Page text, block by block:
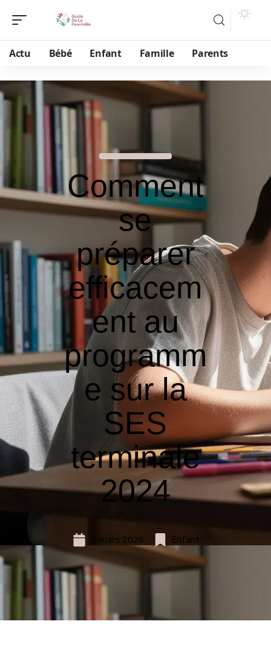
Actu Bébé Enfant Famille Parents
Comment
se
préparer
efficacem
ent au
programm
e sur la
SES
terminale
2024
3 mars 2026 Enfant